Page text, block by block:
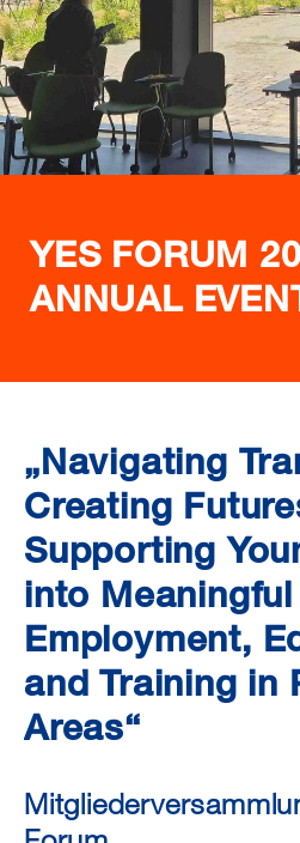
YES FORUM
ANNUAL
„Navigating
Creating
Supporting
into Meaningful
Employment,
and Training in
Areas“